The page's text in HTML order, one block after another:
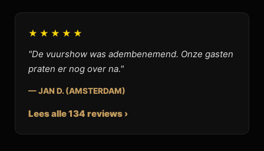
★★★★★
"De vuurshow was adembenemend. Onze gasten
praten er nog over na."
— JAN D. (AMSTERDAM)
Lees alle 134 reviews ›